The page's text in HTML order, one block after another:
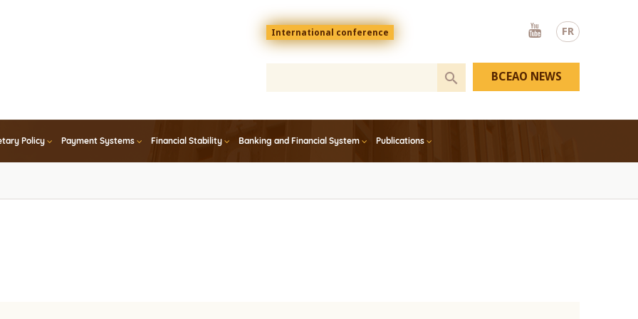
FR
Menu
top
En
International conference
Youtube
Policy Payment Systems Financial Stability Banking and Financial System Publications
BCEAO NEWS